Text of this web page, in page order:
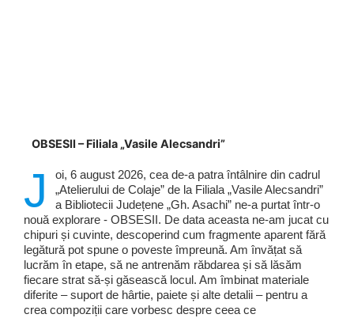
OBSESII – Filiala „Vasile Alecsandri”
J
oi, 6 august 2026, cea de-a patra întâlnire din cadrul
„Atelierului de Colaje” de la Filiala „Vasile Alecsandri”
a Bibliotecii Județene „Gh. Asachi” ne-a purtat într-o
nouă explorare - OBSESII. De data aceasta ne-am jucat cu
chipuri și cuvinte, descoperind cum fragmente aparent fără
legătură pot spune o poveste împreună. Am învățat să
lucrăm în etape, să ne antrenăm răbdarea și să lăsăm
fiecare strat să-și găsească locul. Am îmbinat materiale
diferite – suport de hârtie, paiete și alte detalii – pentru a
crea compoziții care vorbesc despre ceea ce